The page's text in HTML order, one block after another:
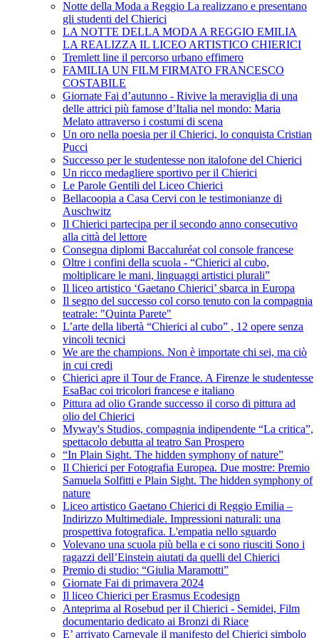
Notte della Moda a Reggio La realizzano e presentano
gli studenti del Chierici
LA NOTTE DELLA MODA A REGGIO EMILIA
LA REALIZZA IL LICEO ARTISTICO CHIERICI
Tremlett line il percorso urbano effimero
FAMILIA UN FILM FIRMATO FRANCESCO
COSTABILE
Giornate Fai d’autunno - Rivive la meraviglia di una
delle attrici più famose d’Italia nel mondo: Maria
Melato attraverso i costumi di scena
Un oro nella poesia per il Chierici, lo conquista Cristian
Pucci
Successo per le studentesse non italofone del Chierici
Un ricco medagliere sportivo per il Chierici
Le Parole Gentili del Liceo Chierici
Bellacoopia a Casa Cervi con le testimonianze di
Auschwitz
Il Chierici partecipa per il secondo anno consecutivo
alla città del lettore
Consegna diplomi Baccaluréat col console francese
Oltre i confini della scuola - “Chierici al cubo,
moltiplicare le mani, linguaggi artistici plurali”
Il liceo artistico ‘Gaetano Chierici’ sbarca in Europa
Il segno del successo col corso tenuto con la compagnia
teatrale: "Quinta Parete"
L’arte della libertà “Chierici al cubo” , 12 opere senza
vincoli tecnici
We are the champions. Non è importate chi sei, ma ciò
in cui credi
Chierici apre il Tour de France. A Firenze le studentesse
EsaBac coi tricolori francese e italiano
Pittura ad olio Grande successo il corso di pittura ad
olio del Chierici
Myway's Studios, compagnia indipendente “La critica”,
spettacolo debutta al teatro San Prospero
“In Plain Sight. The hidden symphony of nature”
Il Chierici per Fotografia Europea. Due mostre: Premio
Samuela Solfitti e Plain Sight. The hidden symphony of
nature
Liceo artistico Gaetano Chierici di Reggio Emilia –
Indirizzo Multimediale. Impressioni naturali: una
prospettiva fotografica. L'empatia nello sguardo
Volevano una scuola più bella e ci sono riusciti Sono i
ragazzi dell’Einstein aiutati da quelli del Chierici
Premio di studio: “Giulia Maramotti”
Giornate Fai di primavera 2024
Il liceo Chierici per Erasmus Ecodesign
Anteprima al Rosebud per il Chierici - Semidei, Film
documentario dedicato ai Bronzi di Riace
E’ arrivato Carnevale il manifesto del Chierici simbolo